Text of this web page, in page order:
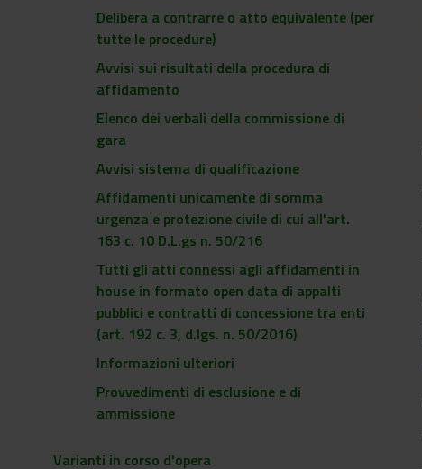
Delibera a contrarre o atto equivalente (per
tutte le procedure)
Avvisi sui risultati della procedura di
affidamento
Elenco dei verbali della commissione di
gara
Avvisi sistema di qualificazione
Affidamenti unicamente di somma
urgenza e protezione civile di cui all'art.
163 c. 10 D.L.gs n. 50/216
Tutti gli atti connessi agli affidamenti in
house in formato open data di appalti
pubblici e contratti di concessione tra enti
(art. 192 c. 3, d.lgs. n. 50/2016)
Informazioni ulteriori
Provvedimenti di esclusione e di
ammissione
Varianti in corso d'opera